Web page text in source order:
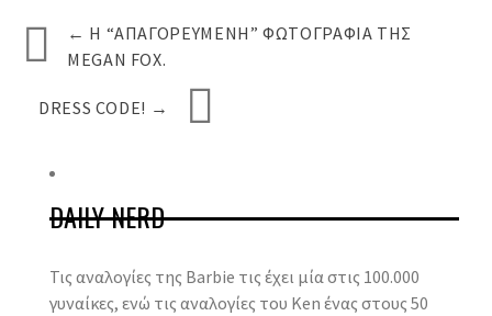
← Η “ΑΠΑΓΟΡΕΥΜΈΝΗ” ΦΩΤΟΓΡΑΦΊΑ ΤΗΣ
MEGAN FOX.
DRESS CODE! →
DAILY NERD
Τις αναλογίες της Barbie τις έχει μία στις 100.000
γυναίκες, ενώ τις αναλογίες του Ken ένας στους 50